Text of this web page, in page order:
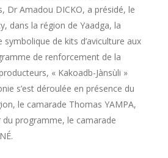
Dr Amadou DICKO, a présidé, le
dans la région de Yaadga, la
de kits d’aviculture aux
de renforcement de la
« Kakoadb-Jànsùli »
s’est déroulée en présence du
le camarade Thomas YAMPA,
programme, le camarade